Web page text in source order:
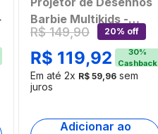
Barbie Multikids -
BR2399OUT
[Reembalado]
R$ 149,90 20% off
R$ 119,92 30%
Cashback
Em até 2x R$ 59,96 sem
juros
Adicionar ao